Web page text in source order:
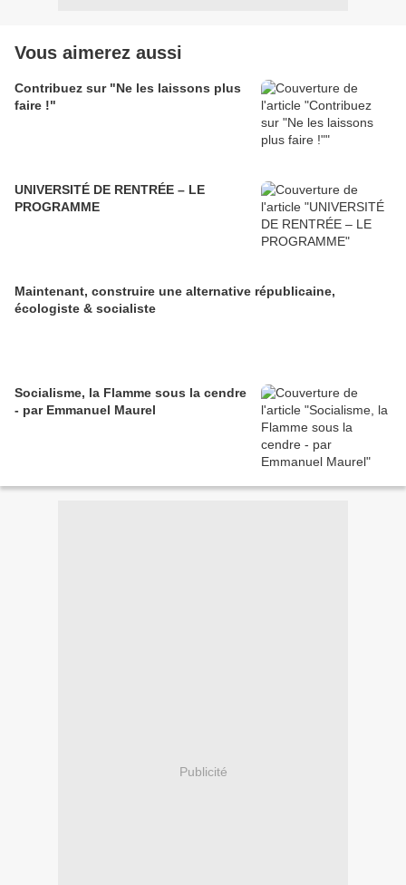
Vous aimerez aussi
Contribuez sur "Ne les laissons plus
faire !"
UNIVERSITÉ DE RENTRÉE – LE
PROGRAMME
Maintenant, construire une alternative républicaine,
écologiste & socialiste
Socialisme, la Flamme sous la cendre
- par Emmanuel Maurel
Publicité